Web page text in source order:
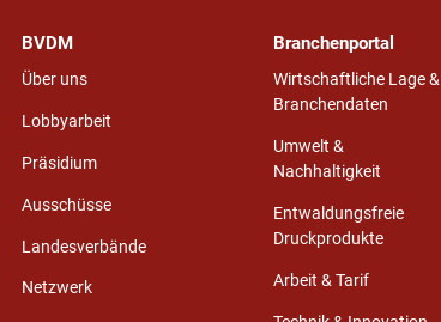
BVDM
Über uns
Lobbyarbeit
Präsidium
Ausschüsse
Landesverbände
Netzwerk
Branchenportal
Wirtschaftliche Lage &
Branchendaten
Umwelt &
Nachhaltigkeit
Entwaldungsfreie
Druckprodukte
Arbeit & Tarif